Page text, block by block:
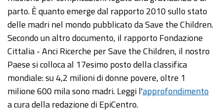
parto. È quanto emerge dal rapporto 2010 sullo stato
delle madri nel mondo pubblicato da Save the Children.
Secondo un altro documento, il rapporto Fondazione
Cittalia - Anci Ricerche per Save the Children, il nostro
Paese si colloca al 17esimo posto della classifica
mondiale: su 4,2 milioni di donne povere, oltre 1
milione 600 mila sono madri. Leggi l'approfondimento
a cura della redazione di EpiCentro.